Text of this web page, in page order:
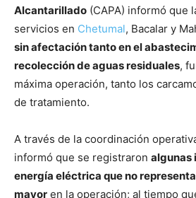
Alcantarillado (CAPA) informó que
servicios en Chetumal, Bacalar y
sin afectación tanto en el
recolección de aguas residuales,
máxima operación, tanto los
de tratamiento.
A través de la coordinación
informó que se registraron algunas
energía eléctrica que no
mayor en la operación; al tiempo